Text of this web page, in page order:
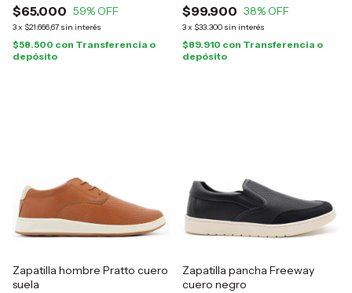
$65.000 59% OFF
3x $21.666,67 sin interés
$58.500 con Transferencia o
depósito
$99.900 38% OFF
3x $33.300 sin interés
$89.910 con Transferencia o
depósito
Zapatilla hombre Pratto cuero
suela
Zapatilla pancha Freeway
cuero negro